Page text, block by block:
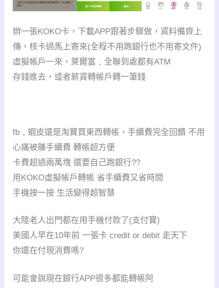
辦一張KOKO卡，下載APP跟著步驟做，資料備齊上
傳，核卡過馬上寄來(全程不用跑銀行也不用寄文件)
虛擬帳戶一來，萊爾富﹑全聯到處都有ATM
存錢進去，或者薪資轉帳戶轉一筆錢
fb﹑蝦皮還是淘寶買東西轉帳，手續費完全回饋 不用
心痛被賺手續費 轉帳超方便
卡費超過兩萬塊 還要自己跑銀行??
用KOKO虛擬帳戶轉帳 省手續費又省時間
手機按一按 生活變得超智慧
大陸老人出門都在用手機付款了(支付寶)
美國人早在10年前 一張卡 credit or debit 走天下
你還在付現消費嗎?
可能會說現在銀行APP很多都能轉帳阿